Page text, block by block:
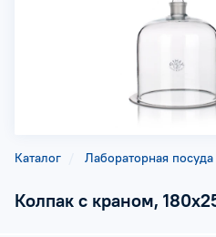
Каталог Лабораторная посуда
Колпак с краном,